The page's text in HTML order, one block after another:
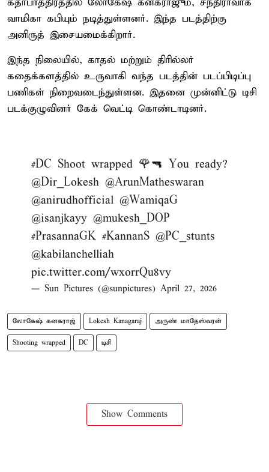
வாமிகா கபியும் நடித்துள்ளனர். இந்த படத்திற்கு
அனிருத் இசையமைக்கிறார்.
இந்த நிலையில், காதல் மற்றும் திரில்லர்
கதைக்களத்தில் உருவாகி வந்த படத்தின் படப்பிடிப்பு
பணிகள் நிறைவடைந்துள்ளன. இதனை முன்னிட்டு டிசி
படக்குழுவினர் கேக் வெட்டி கொண்டாடினர்.
#DC Shoot wrapped 🌹🔫 You ready?
@Dir_Lokesh @ArunMatheswaran
@anirudhofficial @WamiqaG
@isanjkayy @mukesh_DOP
#PrasannaGK #KannanS @PC_stunts
@kabilanchelliah
pic.twitter.com/wxorrQu8vy
— Sun Pictures (@sunpictures) April 27, 2026
லோகேஷ் கனகராஜ் Lokesh Kanagaraj அருண் மாதேஸ்வரன்
Shooting wrapped DC டிசி
Show Comments